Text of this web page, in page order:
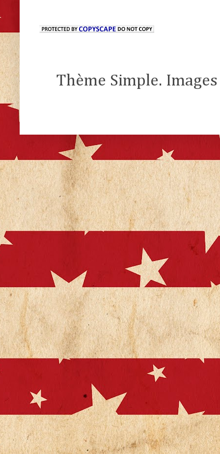
Thème Simple.